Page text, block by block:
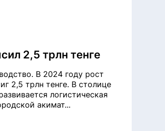
2,5 трлн тенге
В 2024 году рост
2,5 трлн тенге. В столице
логистическая
акимат...